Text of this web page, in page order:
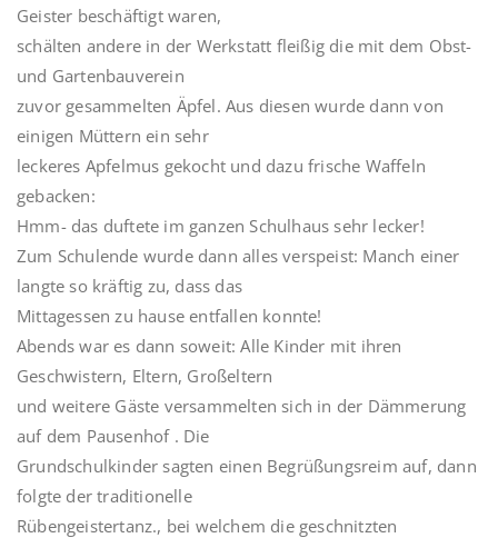
Geister beschäftigt waren,
schälten andere in der Werkstatt fleißig die mit dem Obst-
und Gartenbauverein
zuvor gesammelten Äpfel. Aus diesen wurde dann von
einigen Müttern ein sehr
leckeres Apfelmus gekocht und dazu frische Waffeln
gebacken:
Hmm- das duftete im ganzen Schulhaus sehr lecker!
Zum Schulende wurde dann alles verspeist: Manch einer
langte so kräftig zu, dass das
Mittagessen zu hause entfallen konnte!
Abends war es dann soweit: Alle Kinder mit ihren
Geschwistern, Eltern, Großeltern
und weitere Gäste versammelten sich in der Dämmerung
auf dem Pausenhof . Die
Grundschulkinder sagten einen Begrüßungsreim auf, dann
folgte der traditionelle
Rübengeistertanz., bei welchem die geschnitzten